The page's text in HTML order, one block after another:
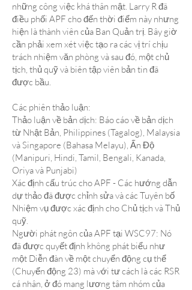
những công việc khá thân mật. Larry R đã
điều phối APF cho đến thời điểm này nhưng
hiện là thành viên của Ban Quản trị. Bây giờ
cần phải xem xét việc tạo ra các vị trí chịu
trách nhiệm văn phòng và sau đó, một chủ
tịch, thủ quỹ và biên tập viên bản tin đã
được bầu.
Các phiên thảo luận:
Thảo luận về bản dịch: Báo cáo về bản dịch
từ Nhật Bản, Philippines (Tagalog), Malaysia
và Singapore (Bahasa Melayu), Ấn Độ
(Manipuri, Hindi, Tamil, Bengali, Kanada,
Oriya và Punjabi)
Xác định cấu trúc cho APF - Các hướng dẫn
dự thảo đã được chỉnh sửa và các Tuyên bố
Nhiệm vụ được xác định cho Chủ tịch và Thủ
quỹ.
Người phát ngôn của APF tại WSC97: Nó
đã được quyết định không phát biểu như
một Diễn đàn về một chuyển động cụ thể
(Chuyển động 23) mà với tư cách là các RSR
cá nhân, ở đó mang lương tâm nhóm của